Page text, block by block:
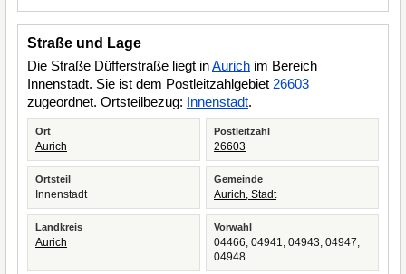
Straße und Lage
Die Straße Düfferstraße liegt inAurich im Bereich
Innenstadt. Sie ist dem Postleitzahlgebiet 26603
zugeordnet. Ortsteilbezug: Innenstadt.
Ort
Aurich
Postleitzahl
26603
Ortsteil
Innenstadt
Gemeinde
Aurich, Stadt
Landkreis
Aurich
Vorwahl
04466, 04941, 04943, 04947,
04948